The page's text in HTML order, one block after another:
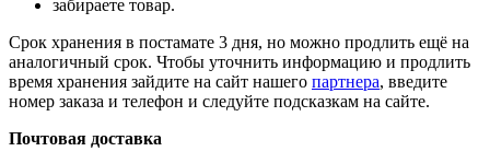
забираете товар.
Срок хранения в постамате 3 дня, но можно продлить ещё на
аналогичный срок. Чтобы уточнить информацию и продлить
время хранения зайдите на сайт нашего партнера, введите
номер заказа и телефон и следуйте подсказкам на сайте.
Почтовая доставка